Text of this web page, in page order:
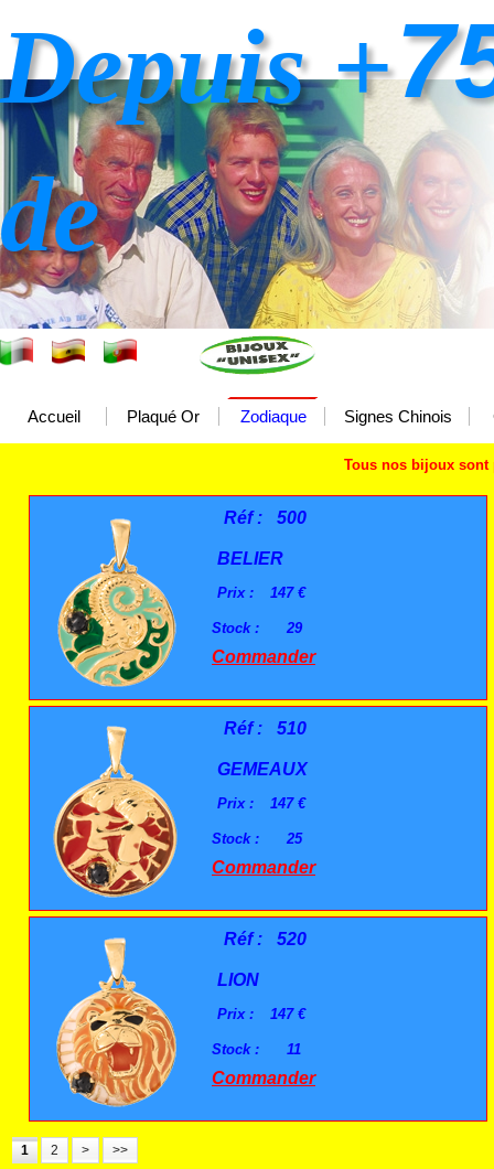
Accueil Plaqué Or Zodiaque Signes Chinois
Depuis +
de
Tous nos bijoux sont
1 2 > >>
Réf : 500
BELIER
Prix : 147 €
Stock : 29
Commander
Réf : 510
GEMEAUX
Prix : 147 €
Stock : 25
Commander
Réf : 520
LION
Prix : 147 €
Stock : 11
Commander